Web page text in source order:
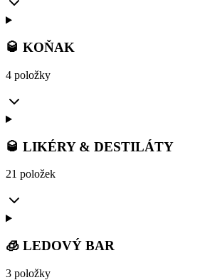
🥃 KOŇAK
4 položky
🥃 LIKÉRY & DESTILÁTY
21 položek
🧊 LEDOVÝ BAR
3 položky